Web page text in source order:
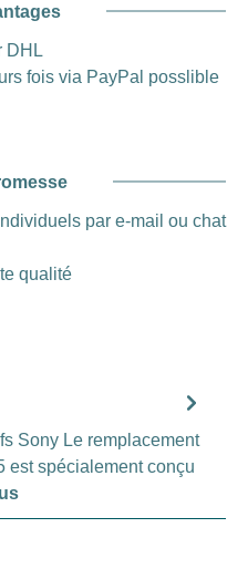
DHL
fois via PayPal posslible
par e-mail ou chat
qualité
Sony Le remplacement
est spécialement conçu